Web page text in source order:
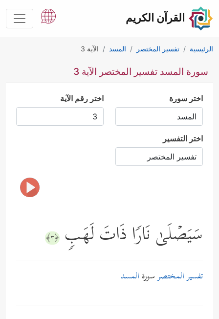
القرآن الكريم
الرئيسية تفسير المختصر المسد الآية 3
سورة المسد تفسير المختصر الآية 3
اختر سورة اختر رقم الآية
اختر التفسير
سَیَصۡلَىٰ نَارࣰا ذَاتَ لَهَبࣲ ﴿٣﴾
تفسير المختصرسورة المسد